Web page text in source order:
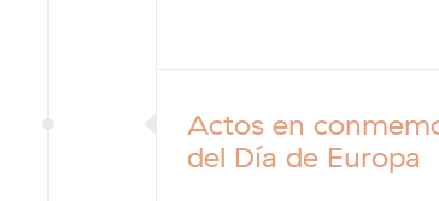
Actos en
del Día de Europa